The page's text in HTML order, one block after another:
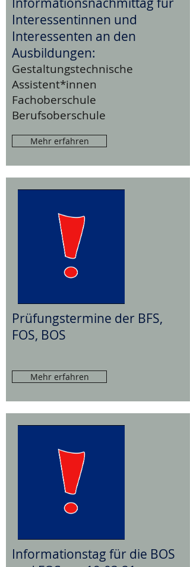
Interessentinnen und
Interessenten an den
Ausbildungen:
Gestaltungstechnische
Assistent*innen
Fachoberschule
Berufsoberschule
Mehr erfahren
Prüfungstermine der BFS,
FOS, BOS
Mehr erfahren
Informationstag für die BOS